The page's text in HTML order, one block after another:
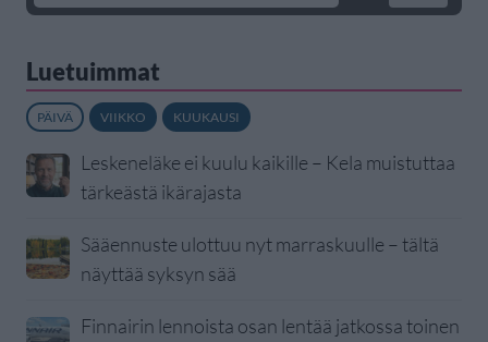
Luetuimmat
PÄIVÄ VIIKKO KUUKAUSI
Leskeneläke ei kuulu kaikille – Kela muistuttaa
tärkeästä ikärajasta
Sääennuste ulottuu nyt marraskuulle – tältä
näyttää syksyn sää
Finnairin lennoista osan lentää jatkossa toinen